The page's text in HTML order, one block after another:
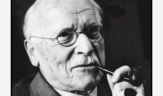
Le frasi più belle di Andrea
Camilleri
In questa sezione sono raccolte le
frasi più belle di Andrea Camilleri, il
creatore dei libri sulle vicende del
Commissario Montalbano